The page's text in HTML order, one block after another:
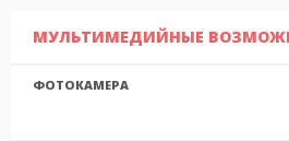
МУЛЬТИМЕДИЙНЫЕ
ФОТОКАМЕРА